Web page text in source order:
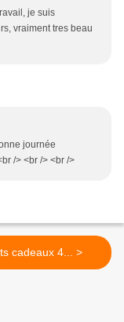
je suis
vraiment tres beau
journée
/> <br /> <br />
petits cadeaux 4... >